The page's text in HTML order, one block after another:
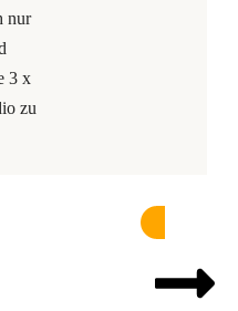
nur
3 x
zu